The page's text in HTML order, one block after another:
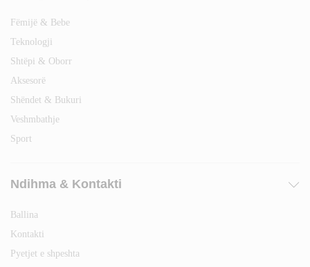
Fëmijë & Bebe
Teknologji
Shtëpi & Oborr
Aksesorë
Shëndet & Bukuri
Veshmbathje
Sport
Ndihma & Kontakti
Ballina
Kontakti
Pyetjet e shpeshta